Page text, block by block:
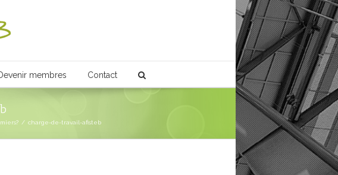
membres Contact
/ charge-de-travail-afisteb